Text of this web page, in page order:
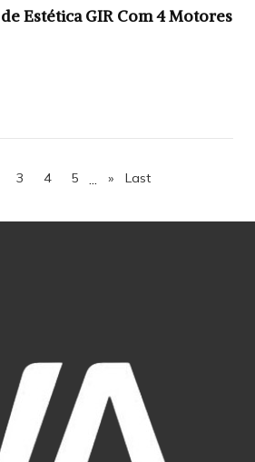
Estética GIR Com 4 Motores
3 4 5 » Last